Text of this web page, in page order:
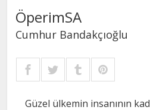
ÖperimSA
Cumhur Bandakçıoğlu
Güzel ülkemin insanının